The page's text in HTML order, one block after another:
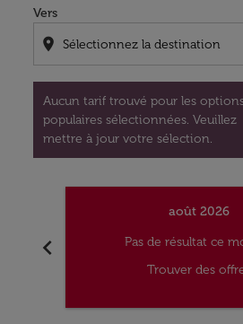
Vers
location_on
Aucun tarif trouvé pour les
populaires sélectionnées. Veuillez
mettre à jour votre sélection.
chevron_left
août 2026
Pas de résultat ce
Trouver des